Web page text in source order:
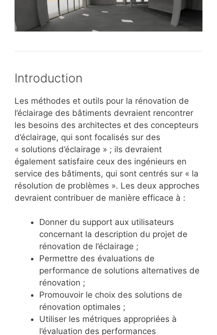
Introduction
Les méthodes et outils pour la rénovation de
l’éclairage des bâtiments devraient rencontrer
les besoins des architectes et des concepteurs
d’éclairage, qui sont focalisés sur des
« solutions d’éclairage » ; ils devraient
également satisfaire ceux des ingénieurs en
service des bâtiments, qui sont centrés sur « la
résolution de problèmes ». Les deux approches
devraient contribuer de manière efficace à :
Donner du support aux utilisateurs
concernant la description du projet de
rénovation de l’éclairage ;
Permettre des évaluations de
performance de solutions alternatives de
rénovation ;
Promouvoir le choix des solutions de
rénovation optimales ;
Utiliser les métriques appropriées à
l’évaluation des performances